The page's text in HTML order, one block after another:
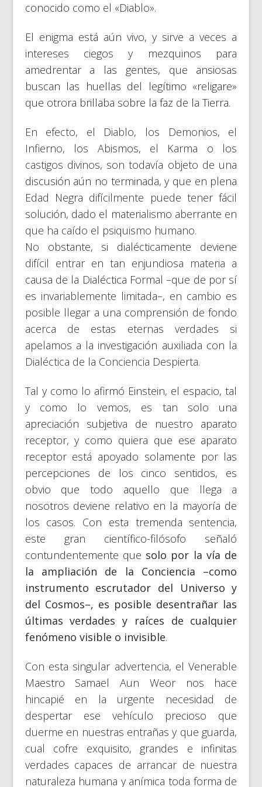
conocido como el «Diablo».
El enigma está aún vivo, y sirve a veces a
intereses ciegos y mezquinos para
amedrentar a las gentes, que ansiosas
buscan las huellas del legítimo «religare»
que otrora brillaba sobre la faz de la Tierra.
En efecto, el Diablo, los Demonios, el
Infierno, los Abismos, el Karma o los
castigos divinos, son todavía objeto de una
discusión aún no terminada, y que en plena
Edad Negra difícilmente puede tener fácil
solución, dado el materialismo aberrante en
que ha caído el psiquismo humano.
No obstante, si dialécticamente deviene
difícil entrar en tan enjundiosa materia a
causa de la Dialéctica Formal –que de por sí
es invariablemente limitada–, en cambio es
posible llegar a una comprensión de fondo
acerca de estas eternas verdades si
apelamos a la investigación auxiliada con la
Dialéctica de la Conciencia Despierta.
Tal y como lo afirmó Einstein, el espacio, tal
y como lo vemos, es tan solo una
apreciación subjetiva de nuestro aparato
receptor, y como quiera que ese aparato
receptor está apoyado solamente por las
percepciones de los cinco sentidos, es
obvio que todo aquello que llega a
nosotros deviene relativo en la mayoría de
los casos. Con esta tremenda sentencia,
este gran científico-filósofo señaló
contundentemente que solo por la vía de
la ampliación de la Conciencia –como
instrumento escrutador del Universo y
del Cosmos–, es posible desentrañar las
últimas verdades y raíces de cualquier
fenómeno visible o invisible.
Con esta singular advertencia, el Venerable
Maestro Samael Aun Weor nos hace
hincapié en la urgente necesidad de
despertar ese vehículo precioso que
duerme en nuestras entrañas y que guarda,
cual cofre exquisito, grandes e infinitas
verdades capaces de arrancar de nuestra
naturaleza humana y anímica toda forma de